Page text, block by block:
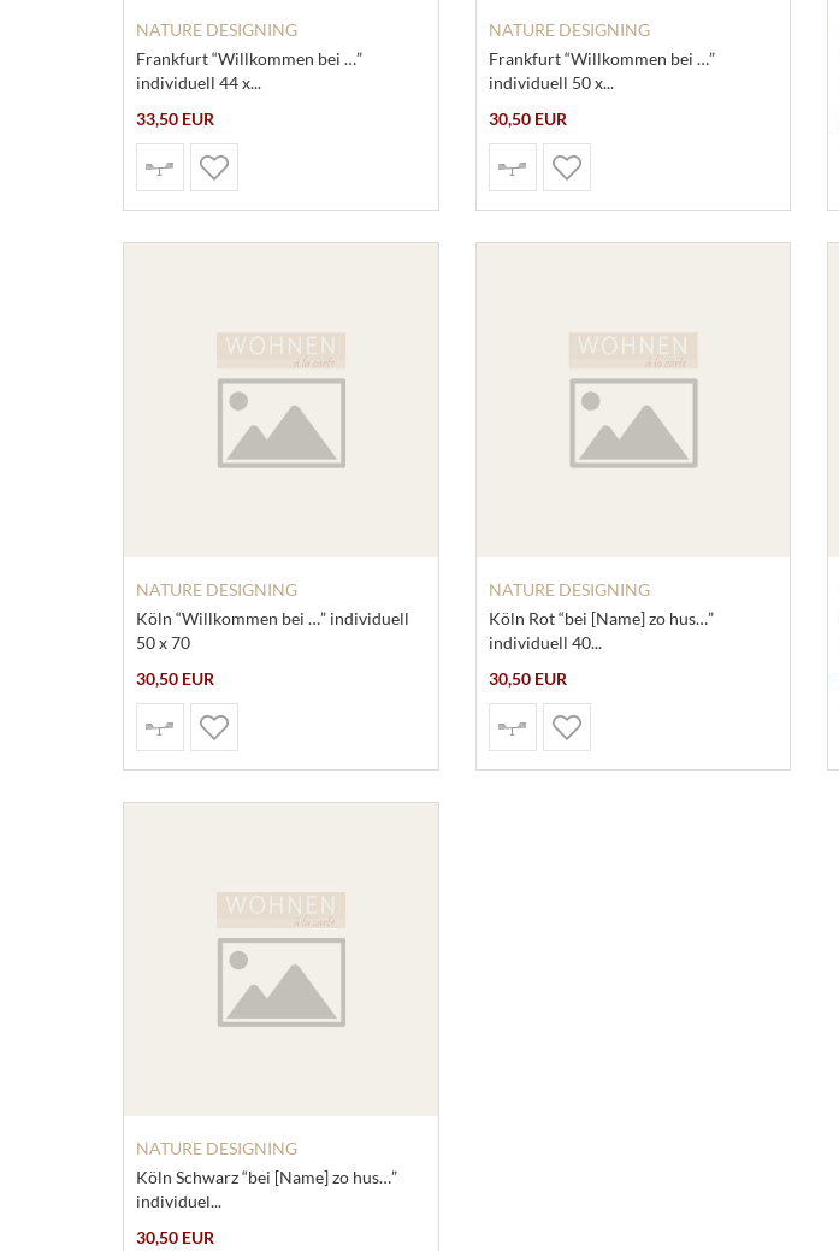
NATURE DESIGNING
Frankfurt “Willkommen bei …”
individuell 44 x...
33,50 EUR
NATURE DESIGNING
Frankfurt “Willkommen bei …”
individuell 50 x...
30,50 EUR
NATURE DESIGNING
Köln “Willkommen bei …” individuell
50 x 70
30,50 EUR
NATURE DESIGNING
Köln Rot “bei [Name] zo hus…”
individuell 40...
30,50 EUR
NATURE DESIGNING
Köln Schwarz “bei [Name] zo hus…”
individuel...
30,50 EUR